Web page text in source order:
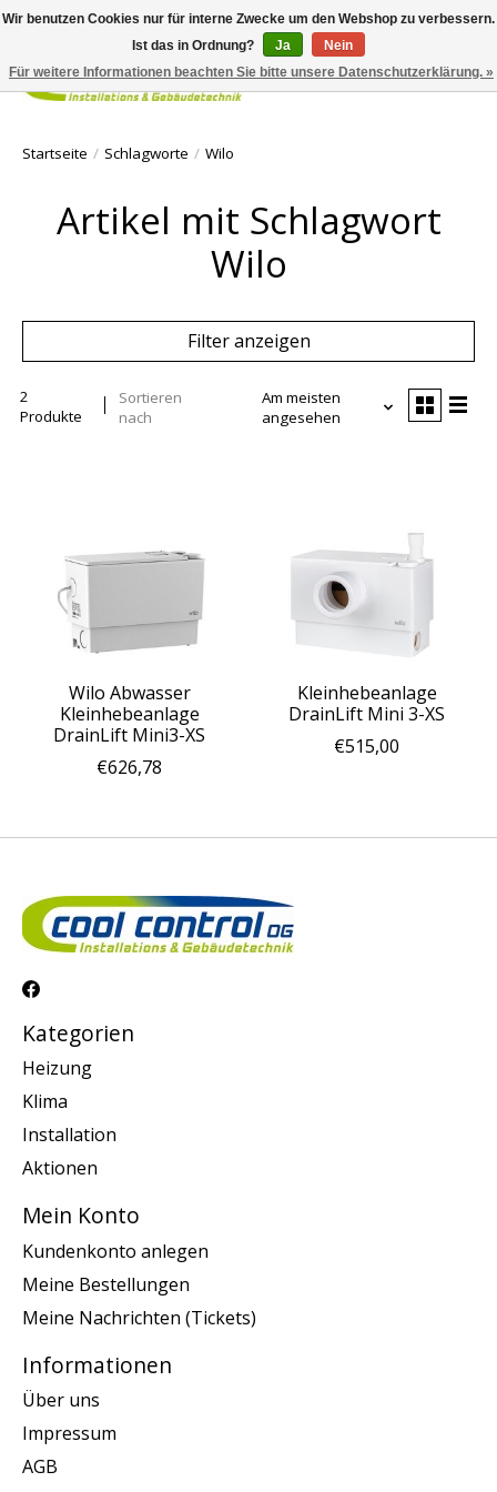
Ihr
Startseite / Schlagworte / Wilo
Artikel mit Schlagwort
Wilo
Filter anzeigen
2
Produkte
Sortieren
nach
Am meisten
angesehen
Wilo Abwasser
Kleinhebeanlage
DrainLift Mini3-XS
€626,78
Kleinhebeanlage
DrainLift Mini 3-XS
€515,00
Kategorien
Heizung
Klima
Installation
Aktionen
Mein Konto
Kundenkonto anlegen
Meine Bestellungen
Meine Nachrichten (Tickets)
Informationen
Über uns
Impressum
AGB
Wir benutzen Cookies nur für interne Zwecke um den Webshop zu verbessern.
Ist das in Ordnung?
Ja
Nein
Für weitere Informationen beachten Sie bitte unsere Datenschutzerklärung. »